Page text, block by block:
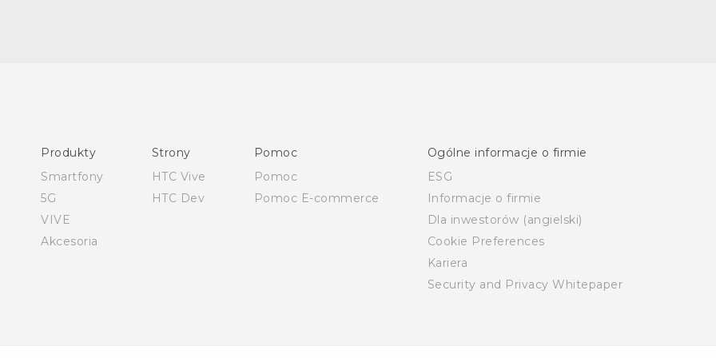
Instrukcje bezpieczeństwa i regulacje prawne
Produkty
Smartfony
5G
VIVE
Akcesoria
Strony
HTC Vive
HTC Dev
Pomoc
Pomoc
Pomoc E-commerce
Ogólne informacje o firmie
ESG
Informacje o firmie
Dla inwestorów (angielski)
Cookie Preferences
Kariera
Security and Privacy Whitepaper